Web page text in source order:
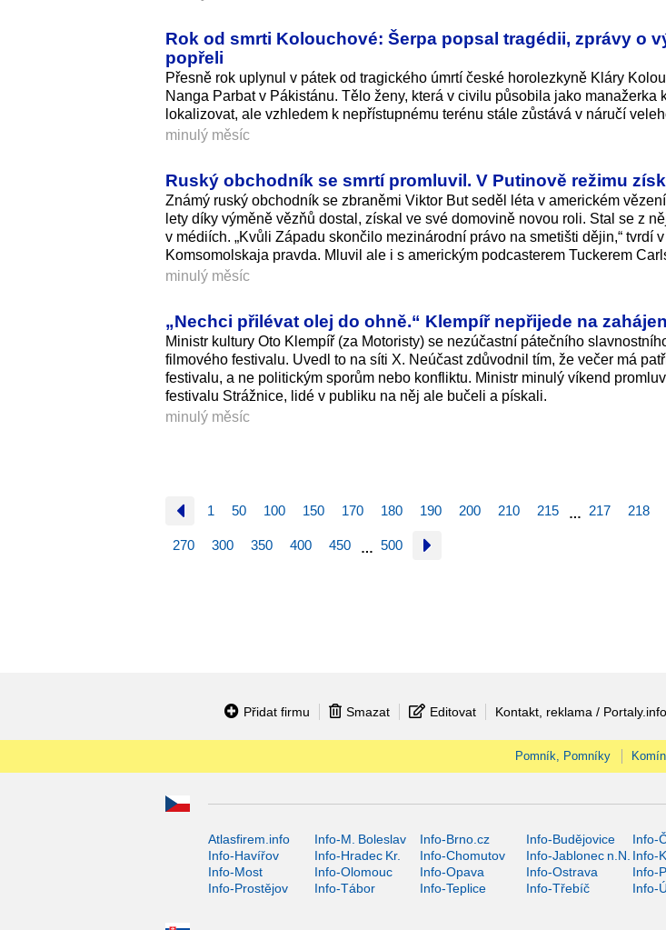
Rok od smrti Kolouchové: Šerpa popsal tragédii, zprávy o
popřeli
Přesně rok uplynul v pátek od tragického úmrtí české horolezkyně Kláry
Nanga Parbat v Pákistánu. Tělo ženy, která v civilu působila jako manažerka
lokalizovat, ale vzhledem k nepřístupnému terénu stále zůstává v náručí
minulý měsíc
Ruský obchodník se smrtí promluvil. V Putinově režimu
Známý ruský obchodník se zbraněmi Viktor But seděl léta v americkém
lety díky výměně vězňů dostal, získal ve své domovině novou roli. Stal se z
v médiích. „Kvůli Západu skončilo mezinárodní právo na smetišti dějin,“ tvrdí
Komsomolskaja pravda. Mluvil ale i s americkým podcasterem Tuckerem
minulý měsíc
„Nechci přilévat olej do ohně.“ Klempíř nepřijede na
Ministr kultury Oto Klempíř (za Motoristy) se nezúčastní pátečního
filmového festivalu. Uvedl to na síti X. Neúčast zdůvodnil tím, že večer má
festivalu, a ne politickým sporům nebo konfliktu. Ministr minulý víkend
festivalu Strážnice, lidé v publiku na něj ale bučeli a pískali.
minulý měsíc
1 50 100 150 170 180 190 200 210 215 … 217 218
270 300 350 400 450 … 500
Přidat firmu Smazat Editovat Kontakt, reklama / Portaly.info
Pomník, Pomníky
Atlasfirem.info Info-M. Boleslav Info-Brno.cz Info-Budějovice Info-
Info-Havířov
Info-Hradec Kr. Info-Chomutov Info-Jablonec n.N. Info-
Info-Most
Info-Olomouc Info-Opava Info-Ostrava Info-
Info-Prostějov
Info-Tábor Info-Teplice Info-Třebíč Info-